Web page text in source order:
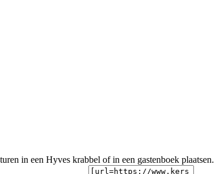
in een Hyves krabbel of in een gastenboek plaatsen.